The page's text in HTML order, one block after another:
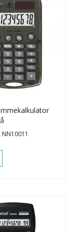
NN10011